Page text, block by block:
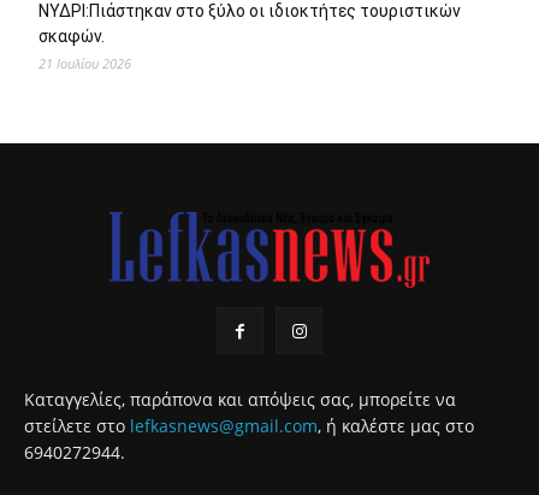
ΝΥΔΡΙ:Πιάστηκαν στο ξύλο οι ιδιοκτήτες τουριστικών
σκαφών.
21 Ιουλίου 2026
Καταγγελίες, παράπονα και απόψεις σας, μπορείτε να
στείλετε στο lefkasnews@gmail.com, ή καλέστε μας στο
6940272944.